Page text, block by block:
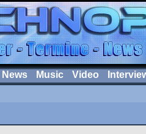
News Music Video